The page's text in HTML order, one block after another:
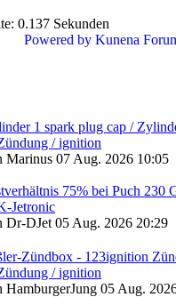
0.137 Sekunden
Powered by Kunena
1 spark plug cap /
/ ignition
Marinus 07 Aug. 2026 10:05
75% bei Puch 230
Jetronic
Dr-DJet 05 Aug. 2026 20:29
Zündbox - 123ignition
/ ignition
HamburgerJung 05 Aug.